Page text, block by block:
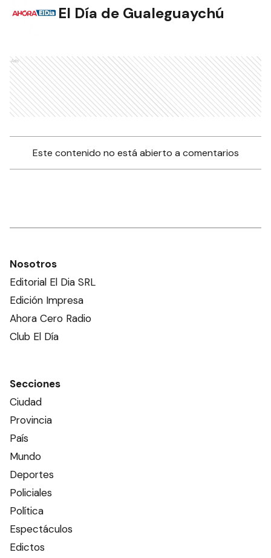
El Día de Gualeguaychú
Ads
Este contenido no está abierto a comentarios
Nosotros
Editorial El Dia SRL
Edición Impresa
Ahora Cero Radio
Club El Día
Secciones
Ciudad
Provincia
País
Mundo
Deportes
Policiales
Política
Espectáculos
Edictos